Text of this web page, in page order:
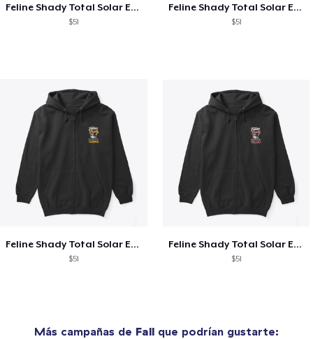
Feline Shady Total Solar Eclipse Texas
$51
Feline Shady Total Solar Eclipse Tijuana
$51
Feline Shady Total Solar Eclipse Tijuana
$51
Feline Shady Total Solar Eclipse Toledo
$51
Más campañas de Fall que podrían gustarte: